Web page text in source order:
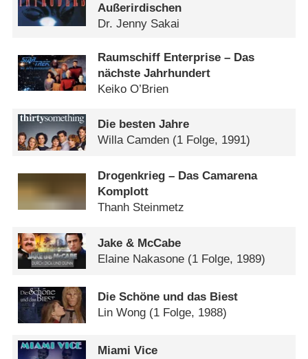
Außerirdischen
Dr. Jenny Sakai
Raumschiff Enterprise – Das
nächste Jahrhundert
Keiko O’Brien
Die besten Jahre
Willa Camden (1 Folge, 1991)
Drogenkrieg – Das Camarena
Komplott
Thanh Steinmetz
Jake & McCabe
Elaine Nakasone (1 Folge, 1989)
Die Schöne und das Biest
Lin Wong (1 Folge, 1988)
Miami Vice